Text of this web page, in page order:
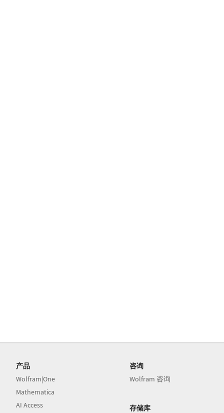
产品
Wolfram|One
Mathematica
AI Access
咨询
Wolfram 咨询
存储库